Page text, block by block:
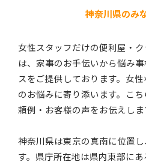
神奈川県のみ
女性スタッフだけの便利屋・
は、家事のお手伝いから悩み
スをご提供しております。女
のお悩みに寄り添います。こ
頼例・お客様の声をお伝えしま
神奈川県は東京の真南に位置
す。県庁所在地は県内東部に